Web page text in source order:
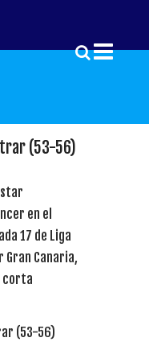
(53-56)
en el
17 de Liga
Gran Canaria,
corta